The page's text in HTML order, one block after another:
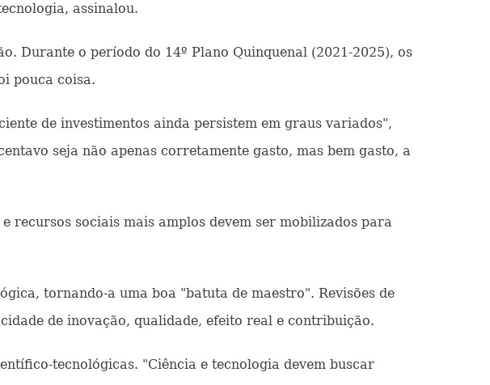
assinalou.
Durante o período do 14º Plano Quinquenal (2021-2025), os
pouca coisa.
de investimentos ainda persistem em graus variados",
seja não apenas corretamente gasto, mas bem gasto, a
recursos sociais mais amplos devem ser mobilizados para
tornando-a uma boa "batuta de maestro". Revisões de
de inovação, qualidade, efeito real e contribuição.
tecnológicas. "Ciência e tecnologia devem buscar